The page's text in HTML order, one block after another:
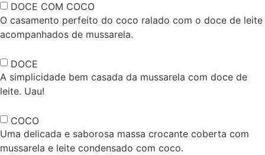
DOCE COM COCO
O casamento perfeito do coco ralado com o doce de leite
acompanhados de mussarela.
DOCE
A simplicidade bem casada da mussarela com doce de
leite. Uau!
COCO
Uma delicada e saborosa massa crocante coberta com
mussarela e leite condensado com coco.